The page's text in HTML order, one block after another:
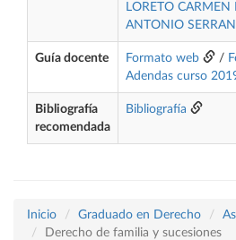
LORETO CARMEN
ANTONIO
Guía docente Formato web /
Adendas curso
Bibliografía
recomendada
Bibliografía
Inicio Graduado en Derecho
Derecho de familia y sucesiones